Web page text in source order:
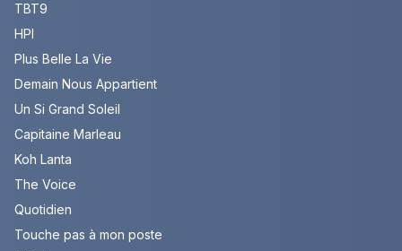
TBT9
HPI
Plus Belle La Vie
Demain Nous Appartient
Un Si Grand Soleil
Capitaine Marleau
Koh Lanta
The Voice
Quotidien
Touche pas à mon poste